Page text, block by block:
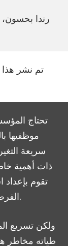
رندا
تم نشر
تحتاج
موظفيها
سريعة
ذات أهمية
تقوم بإعداد
الفرص التي يتيحها التحوّل الرقمي في المنطقة.
ولكن تسريع
طياته مخاطر